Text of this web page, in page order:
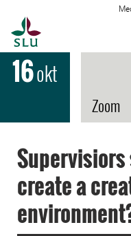
16okt
Zoom
Supervisiors
create a